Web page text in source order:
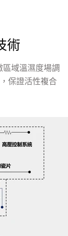
術
域溫濕度場調
保證活性複合
離技術
，調控局部電
物質的高效發
的瑞利分裂效
裹在納米級液